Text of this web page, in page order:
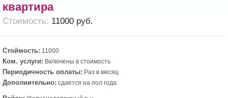
квартира
Cтоимость: 11000 руб.
Стоймость: 11000
Ком. услуги: Включены в стоимость
Периодичность оплаты: Раз в месяц
Дополнительно: сдается на пол года.